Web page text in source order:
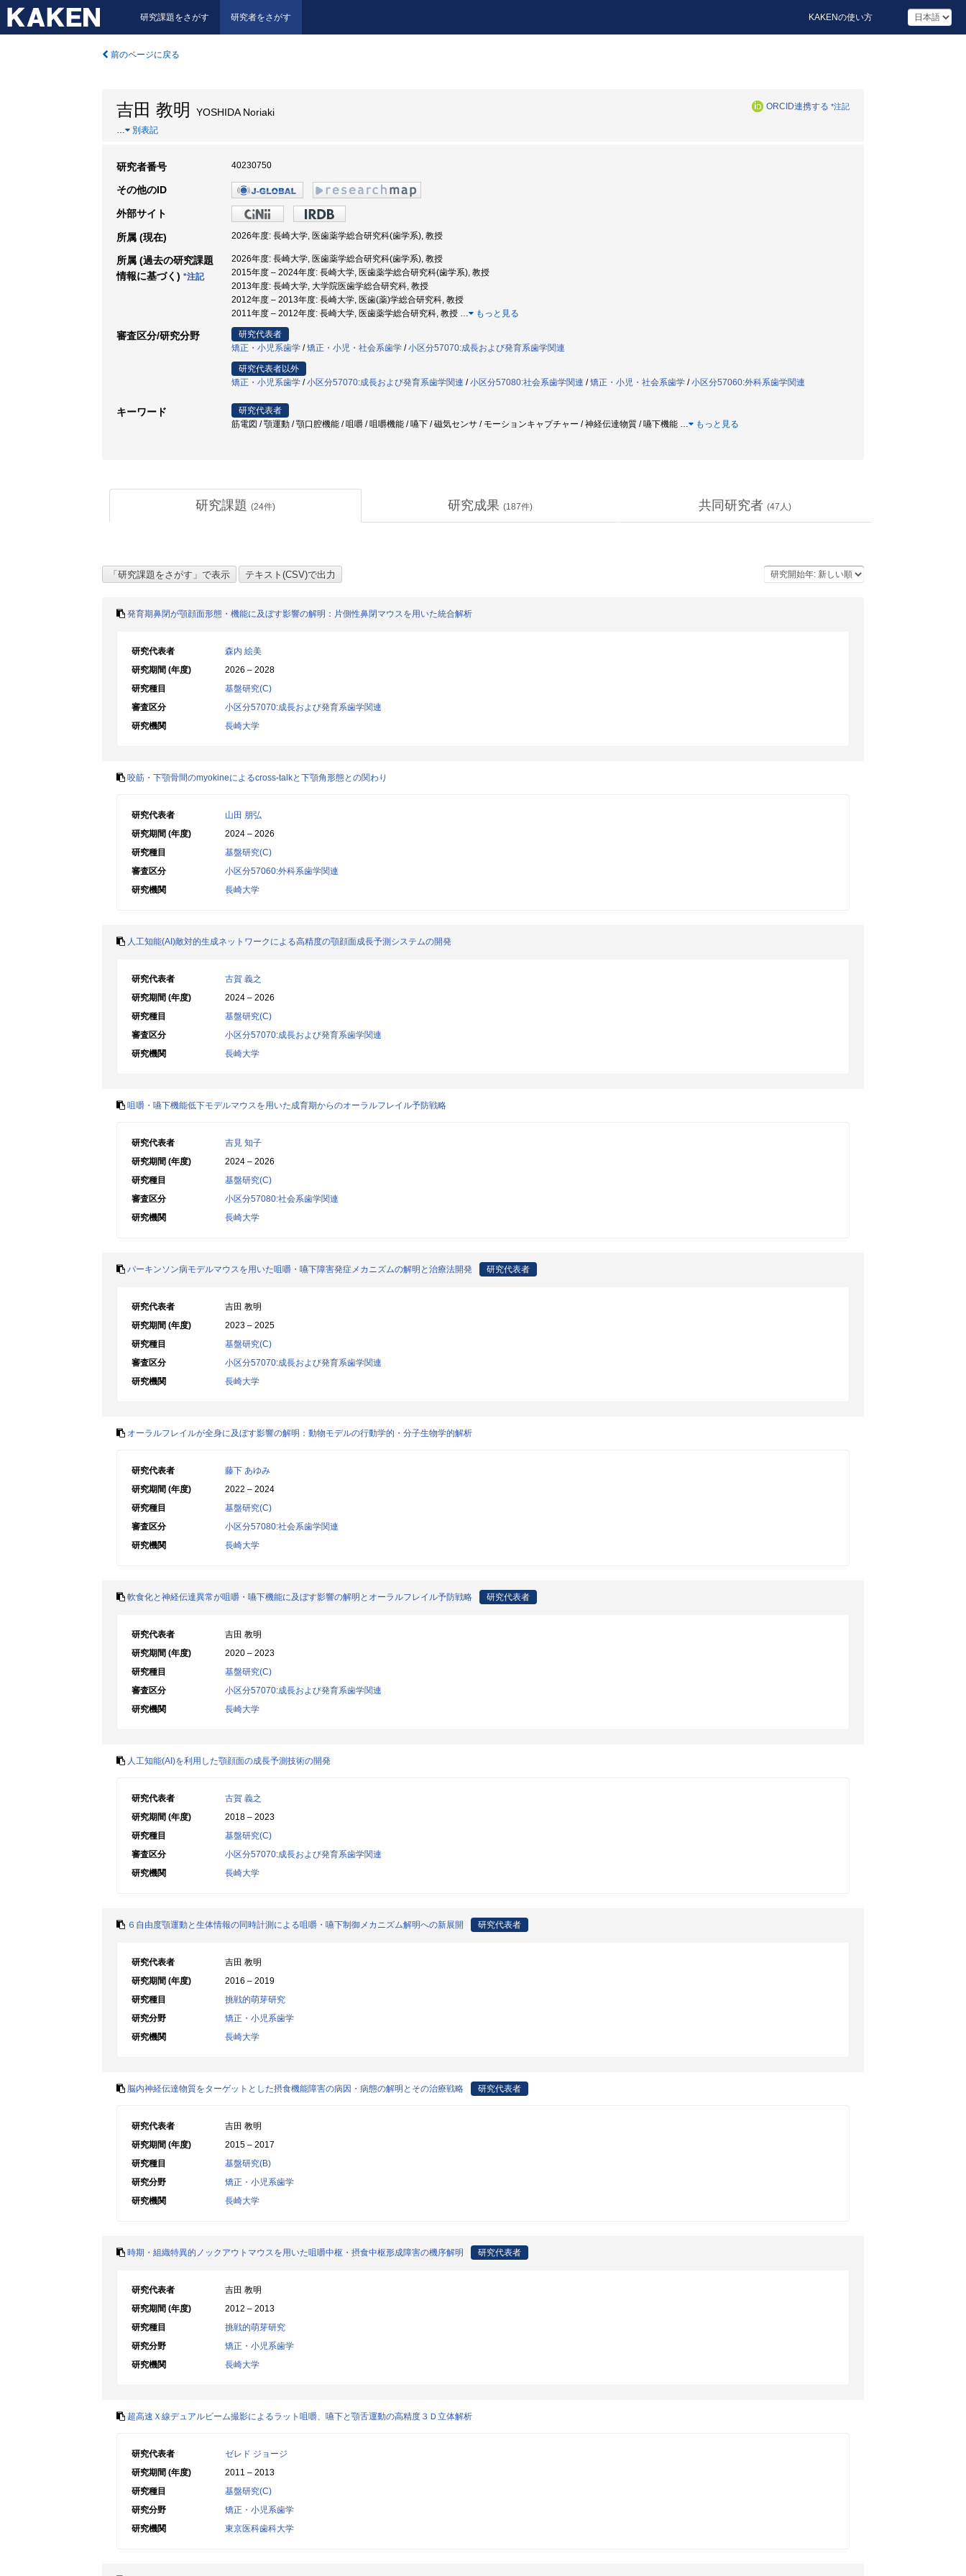
研究課題をさがす 研究者をさがす KAKENの使い方
前のページに戻る
吉田 教明 YOSHIDA Noriaki ORCID連携する *注記
… 別表記
研究者番号 40230750
その他のID
外部サイト
所属 (現在) 2026年度: 長崎大学, 医歯薬学総合研究科(歯学系), 教授
所属 (過去の研究課題
情報に基づく) *注記
2026年度: 長崎大学, 医歯薬学総合研究科(歯学系), 教授
2015年度 – 2024年度: 長崎大学, 医歯薬学総合研究科(歯学系), 教授
2013年度: 長崎大学, 大学院医歯学総合研究科, 教授
2012年度 – 2013年度: 長崎大学, 医歯(薬)学総合研究科, 教授
2011年度 – 2012年度: 長崎大学, 医歯薬学総合研究科, 教授 … もっと見る
審査区分/研究分野
研究代表者
矯正・小児系歯学 /矯正・小児・社会系歯学 /小区分57070:成長および発育系歯学関連
研究代表者以外
矯正・小児系歯学 /小区分57070:成長および発育系歯学関連 /小区分57080:社会系歯学関連 /矯正・小児・社会系歯学 /小区分57060:外科系歯学関連
キーワード
研究代表者
筋電図 / 顎運動 / 顎口腔機能 / 咀嚼 / 咀嚼機能 / 嚥下 / 磁気センサ / モーションキャプチャー / 神経伝達物質 / 嚥下機能 … もっと見る
研究課題 (24件) 研究成果 (187件) 共同研究者 (47 人)
発育期鼻閉が顎顔面形態・機能に及ぼす影響の解明：片側性鼻閉マウスを用いた統合解析
研究代表者
森内 絵美
研究期間 (年度)
2026 – 2028
研究種目
基盤研究(C)
審査区分
小区分57070:成長および発育系歯学関連
研究機関
長崎大学
咬筋・下顎骨間のmyokineによるcross-talkと下顎角形態との関わり
研究代表者
山田 朋弘
研究期間 (年度)
2024 – 2026
研究種目
基盤研究(C)
審査区分
小区分57060:外科系歯学関連
研究機関
長崎大学
人工知能(AI)敵対的生成ネットワークによる高精度の顎顔面成長予測システムの開発
研究代表者
古賀 義之
研究期間 (年度)
2024 – 2026
研究種目
基盤研究(C)
審査区分
小区分57070:成長および発育系歯学関連
研究機関
長崎大学
咀嚼・嚥下機能低下モデルマウスを用いた成育期からのオーラルフレイル予防戦略
研究代表者
吉見 知子
研究期間 (年度)
2024 – 2026
研究種目
基盤研究(C)
審査区分
小区分57080:社会系歯学関連
研究機関
長崎大学
パーキンソン病モデルマウスを用いた咀嚼・嚥下障害発症メカニズムの解明と治療法開発 研究代表者
研究代表者
吉田 教明
研究期間 (年度)
2023 – 2025
研究種目
基盤研究(C)
審査区分
小区分57070:成長および発育系歯学関連
研究機関
長崎大学
オーラルフレイルが全身に及ぼす影響の解明：動物モデルの行動学的・分子生物学的解析
研究代表者
藤下 あゆみ
研究期間 (年度)
2022 – 2024
研究種目
基盤研究(C)
審査区分
小区分57080:社会系歯学関連
研究機関
長崎大学
軟食化と神経伝達異常が咀嚼・嚥下機能に及ぼす影響の解明とオーラルフレイル予防戦略 研究代表者
研究代表者
吉田 教明
研究期間 (年度)
2020 – 2023
研究種目
基盤研究(C)
審査区分
小区分57070:成長および発育系歯学関連
研究機関
長崎大学
人工知能(AI)を利用した顎顔面の成長予測技術の開発
研究代表者
古賀 義之
研究期間 (年度)
2018 – 2023
研究種目
基盤研究(C)
審査区分
小区分57070:成長および発育系歯学関連
研究機関
長崎大学
６自由度顎運動と生体情報の同時計測による咀嚼・嚥下制御メカニズム解明への新展開 研究代表者
研究代表者
吉田 教明
研究期間 (年度)
2016 – 2019
研究種目
挑戦的萌芽研究
研究分野
矯正・小児系歯学
研究機関
長崎大学
脳内神経伝達物質をターゲットとした摂食機能障害の病因・病態の解明とその治療戦略 研究代表者
研究代表者
吉田 教明
研究期間 (年度)
2015 – 2017
研究種目
基盤研究(B)
研究分野
矯正・小児系歯学
研究機関
長崎大学
時期・組織特異的ノックアウトマウスを用いた咀嚼中枢・摂食中枢形成障害の機序解明 研究代表者
研究代表者
吉田 教明
研究期間 (年度)
2012 – 2013
研究種目
挑戦的萌芽研究
研究分野
矯正・小児系歯学
研究機関
長崎大学
超高速Ｘ線デュアルビーム撮影によるラット咀嚼、嚥下と顎舌運動の高精度３Ｄ立体解析
研究代表者
ゼレド ジョージ
研究期間 (年度)
2011 – 2013
研究種目
基盤研究(C)
研究分野
矯正・小児系歯学
研究機関
東京医科歯科大学